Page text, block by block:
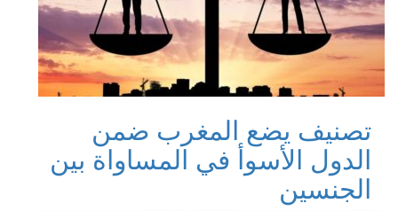
تصنيف يضع المغرب ضمن
الدول الأسوأ في المساواة بين
الجنسين